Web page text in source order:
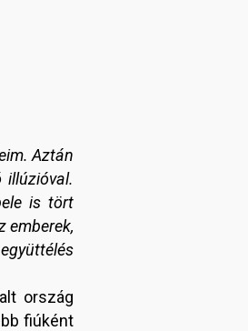
Aztán
illúzióval.
is tört
emberek,
ország
fiúként